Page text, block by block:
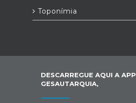
Toponímia
DESCARREGUE AQUI A APP
GESAUTARQUIA,